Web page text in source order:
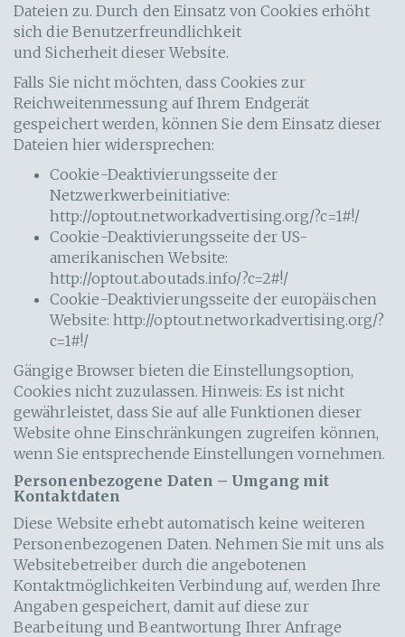
Dateien zu. Durch den Einsatz von Cookies erhöht
sich die Benutzerfreundlichkeit
und Sicherheit dieser Website.
Falls Sie nicht möchten, dass Cookies zur
Reichweitenmessung auf Ihrem Endgerät
gespeichert werden, können Sie dem Einsatz dieser
Dateien hier widersprechen:
Cookie-Deaktivierungsseite der
Netzwerkwerbeinitiative:
http://optout.networkadvertising.org/?c=1#!/
Cookie-Deaktivierungsseite der US-
amerikanischen Website:
http://optout.aboutads.info/?c=2#!/
Cookie-Deaktivierungsseite der europäischen
Website: http://optout.networkadvertising.org/?
c=1#!/
Gängige Browser bieten die Einstellungsoption,
Cookies nicht zuzulassen. Hinweis: Es ist nicht
gewährleistet, dass Sie auf alle Funktionen dieser
Website ohne Einschränkungen zugreifen können,
wenn Sie entsprechende Einstellungen vornehmen.
Personenbezogene Daten – Umgang mit
Kontaktdaten
Diese Website erhebt automatisch keine weiteren
Personenbezogenen Daten. Nehmen Sie mit uns als
Websitebetreiber durch die angebotenen
Kontaktmöglichkeiten Verbindung auf, werden Ihre
Angaben gespeichert, damit auf diese zur
Bearbeitung und Beantwortung Ihrer Anfrage